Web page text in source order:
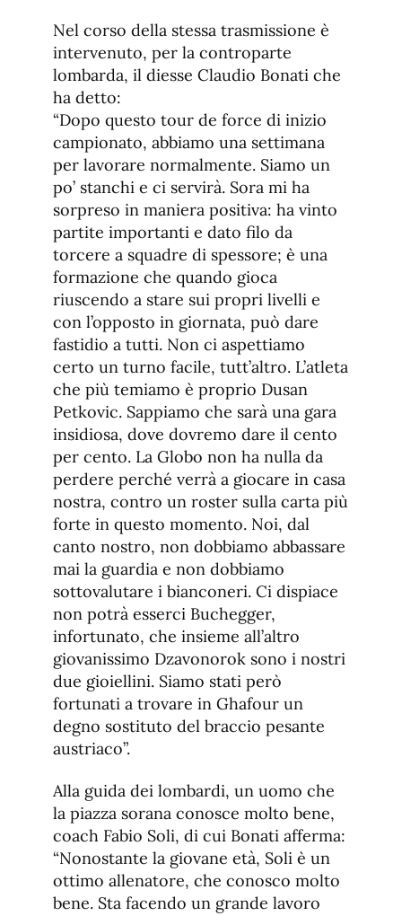
Nel corso della stessa trasmissione è
intervenuto, per la controparte
lombarda, il diesse Claudio Bonati che
ha detto:
“Dopo questo tour de force di inizio
campionato, abbiamo una settimana
per lavorare normalmente. Siamo un
po’ stanchi e ci servirà. Sora mi ha
sorpreso in maniera positiva: ha vinto
partite importanti e dato filo da
torcere a squadre di spessore; è una
formazione che quando gioca
riuscendo a stare sui propri livelli e
con l’opposto in giornata, può dare
fastidio a tutti. Non ci aspettiamo
certo un turno facile, tutt’altro. L’atleta
che più temiamo è proprio Dusan
Petkovic. Sappiamo che sarà una gara
insidiosa, dove dovremo dare il cento
per cento. La Globo non ha nulla da
perdere perché verrà a giocare in casa
nostra, contro un roster sulla carta più
forte in questo momento. Noi, dal
canto nostro, non dobbiamo abbassare
mai la guardia e non dobbiamo
sottovalutare i bianconeri. Ci dispiace
non potrà esserci Buchegger,
infortunato, che insieme all’altro
giovanissimo Dzavonorok sono i nostri
due gioiellini. Siamo stati però
fortunati a trovare in Ghafour un
degno sostituto del braccio pesante
austriaco”.
Alla guida dei lombardi, un uomo che
la piazza sorana conosce molto bene,
coach Fabio Soli, di cui Bonati afferma:
“Nonostante la giovane età, Soli è un
ottimo allenatore, che conosco molto
bene. Sta facendo un grande lavoro